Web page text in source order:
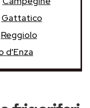
Gattatico
Reggiolo
d'Enza